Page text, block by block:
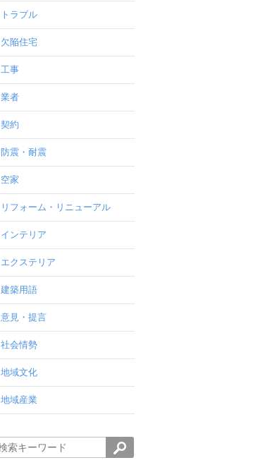
トラブル
欠陥住宅
工事
業者
契約
防震・耐震
空家
リフォーム・リニューアル
インテリア
エクステリア
建築用語
意見・提言
社会情勢
地域文化
地域産業